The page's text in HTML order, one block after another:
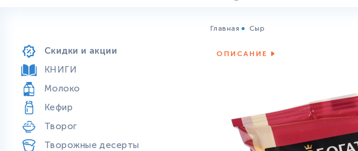
Скидки и акции
КНИГИ
Молоко
Кефир
Творог
Творожные десерты
Главная Сыр
ОПИСАНИЕ